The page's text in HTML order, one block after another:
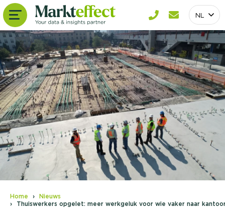
NL
Home
Nieuws
Thuiswerkers opgelet: meer werkgeluk voor wie vaker naar